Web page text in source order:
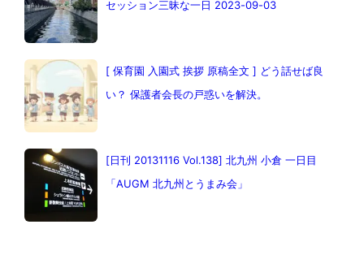
セッション三昧な一日 2023-09-03
[ 保育園 入園式 挨拶 原稿全文 ] どう話せば良
い？ 保護者会長の戸惑いを解決。
[日刊 20131116 Vol.138] 北九州 小倉 一日目
「AUGM 北九州とうまみ会」